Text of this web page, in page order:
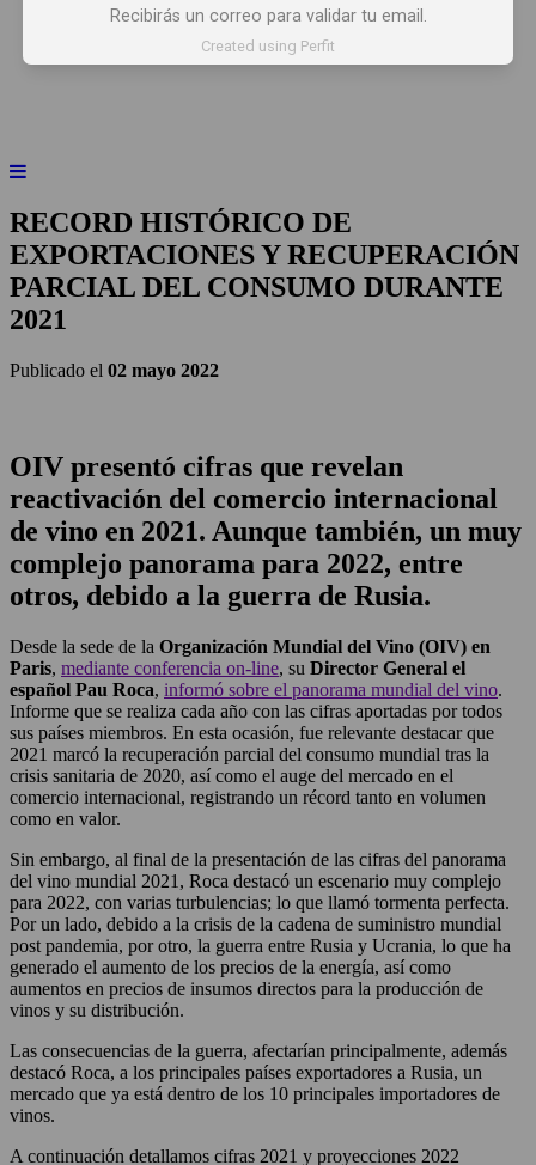
NOTICIAS ARTÍCULOS
RECORD HISTÓRICO DE
EXPORTACIONES Y RECUPERACIÓN
PARCIAL DEL CONSUMO DURANTE
2021
Publicado el 02 mayo 2022
OIV presentó cifras que revelan
reactivación del comercio internacional
de vino en 2021. Aunque también, un muy
complejo panorama para 2022, entre
otros, debido a la guerra de Rusia.
Desde la sede de la Organización Mundial del Vino (OIV) en
Paris, mediante conferencia on-line, su Director General el
español Pau Roca, informó sobre el panorama mundial del vino.
Informe que se realiza cada año con las cifras aportadas por todos
sus países miembros. En esta ocasión, fue relevante destacar que
2021 marcó la recuperación parcial del consumo mundial tras la
crisis sanitaria de 2020, así como el auge del mercado en el
comercio internacional, registrando un récord tanto en volumen
como en valor.
Sin embargo, al final de la presentación de las cifras del panorama
del vino mundial 2021, Roca destacó un escenario muy complejo
para 2022, con varias turbulencias; lo que llamó tormenta perfecta.
Por un lado, debido a la crisis de la cadena de suministro mundial
post pandemia, por otro, la guerra entre Rusia y Ucrania, lo que ha
generado el aumento de los precios de la energía, así como
aumentos en precios de insumos directos para la producción de
vinos y su distribución.
Las consecuencias de la guerra, afectarían principalmente, además
destacó Roca, a los principales países exportadores a Rusia, un
mercado que ya está dentro de los 10 principales importadores de
vinos.
A continuación detallamos cifras 2021 y proyecciones 2022
Recibirás un correo para validar tu email.
Created using Perfit